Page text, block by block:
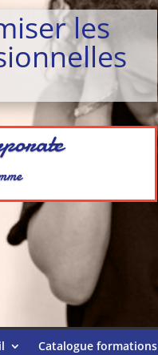
les
Catalogue formations